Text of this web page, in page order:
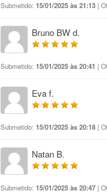
Submetido: 15/01/2025 às 21:13 |
Bruno BW d.
Submetido: 15/01/2025 às 20:41 |
Eva f.
Submetido: 15/01/2025 às 20:18 |
Natan B.
Submetido: 15/01/2025 às 20:47 |